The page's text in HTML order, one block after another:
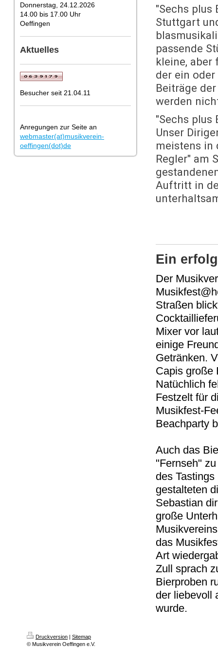
Donnerstag, 24.12.2026
14.00 bis 17.00 Uhr
Oeffingen
Aktuelles
Besucher seit 21.04.11
Anregungen zur Seite an
webmaster(at)musikverein-
oeffingen(dot)de
"Sechs plus
Stuttgart
passende
kleine, aber
der ein
Beiträge
werden
"Sechs plus
Unser
meistens in
Regler" am
Auftritt in
Ein
Der
Straßen
Mixer vor
einige
Getränken.
Capis große
Natüchlich
Festzelt für
Musikfest-
Beachparty
Auch das
"Fernseh"
des
gestalteten
Sebastian
große
das
Art
Zull sprach
Bierproben
der liebevoll
wurde.
Druckversion | Sitemap
© Musikverein Oeffingen e.V.